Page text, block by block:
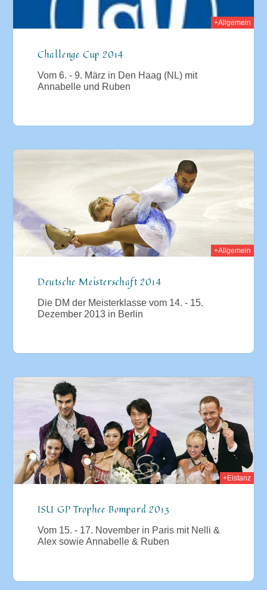
+Allgemein
Challenge Cup 2014
Vom 6. - 9. März in Den Haag (NL) mit
Annabelle und Ruben
+Allgemein
Deutsche Meisterschaft 2014
Die DM der Meisterklasse vom 14. - 15.
Dezember 2013 in Berlin
+Eistanz
ISU GP Trophee Bompard 2013
Vom 15. - 17. November in Paris mit Nelli &
Alex sowie Annabelle & Ruben